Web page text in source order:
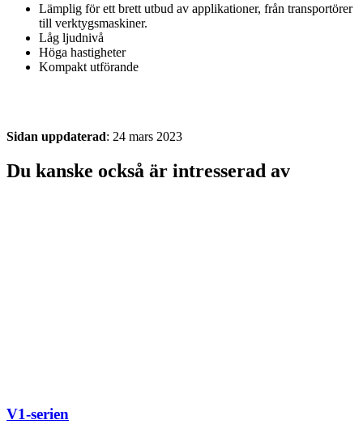
Lämplig för ett brett utbud av applikationer, från transportörer
till verktygsmaskiner.
Låg ljudnivå
Höga hastigheter
Kompakt utförande
Sidan uppdaterad: 24 mars 2023
Du kanske också är intresserad av
V1-serien